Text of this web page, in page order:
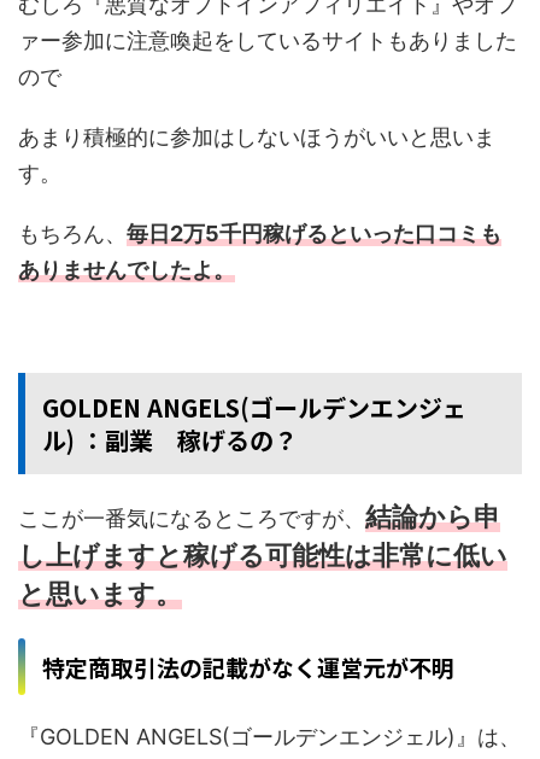
ァー参加に注意喚起をしているサイトもありました
ので
あまり積極的に参加はしないほうがいいと思いま
す。
もちろん、 毎日2万5千円稼げるといった口コミも
ありませんでしたよ。
GOLDEN ANGELS(ゴールデンエンジェ
ル) ：副業 稼げるの？
ここが一番気になるところですが、 結論から申
し上げますと稼げる可能性は非常に低い
と思います。
特定商取引法の記載がなく運営元が不明
『GOLDEN ANGELS(ゴールデンエンジェル)』は、